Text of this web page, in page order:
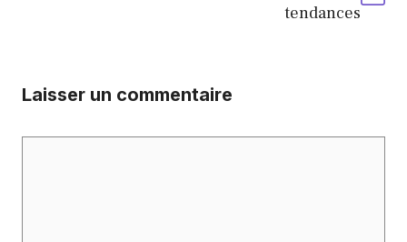
tendances
Laisser un commentaire